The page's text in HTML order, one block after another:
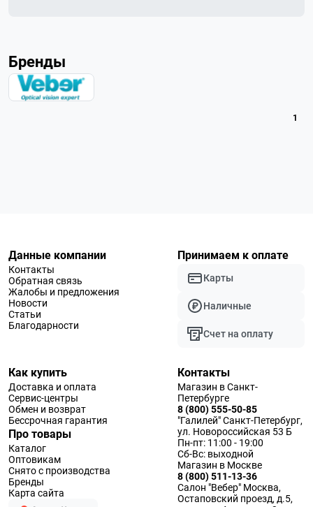
Бренды
1
Данные компании
Контакты
Обратная связь
Жалобы и предложения
Новости
Статьи
Благодарности
Принимаем к оплате
Карты
Наличные
Счет на оплату
Как купить
Доставка и оплата
Сервис-центры
Обмен и возврат
Бессрочная гарантия
Про товары
Каталог
Оптовикам
Снято с производства
Бренды
Карта сайта
Контакты
Магазин в Санкт-
Петербурге
8 (800) 555-50-85
"Галилей" Санкт-Петербург,
ул. Новороссийская 53 Б
Пн-пт: 11:00 - 19:00
Сб-Вс: выходной
Магазин в Москве
8 (800) 511-13-36
Салон "Вебер" Москва,
Остаповский проезд, д.5,